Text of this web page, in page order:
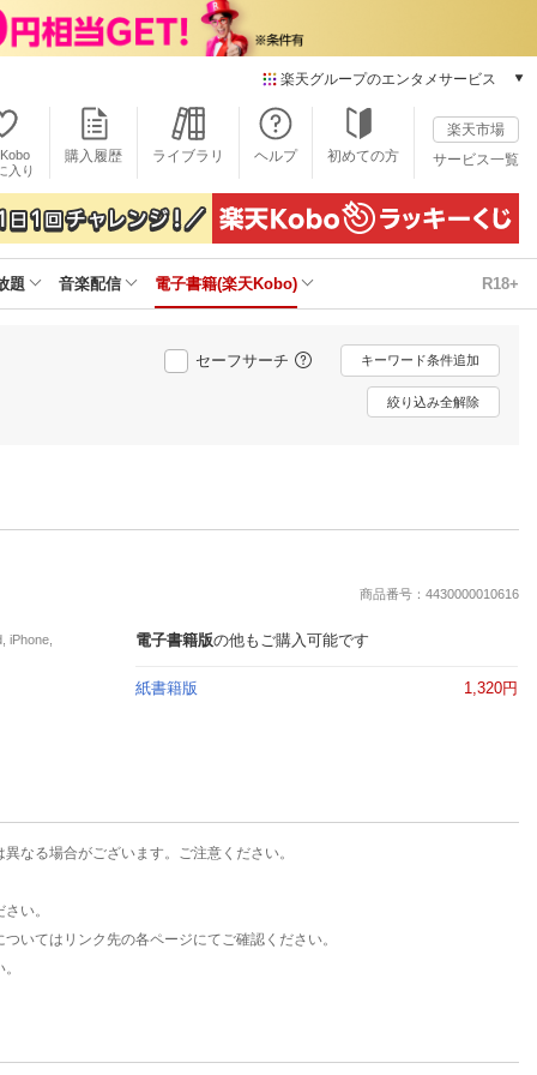
楽天グループのエンタメサービス
本/ゲーム/CD/DVD
楽天ブックス
電子書籍
楽天Kobo
雑誌読み放題
楽天ミュージック
動画配信
楽天TV
動画配信ガイド
推し楽
入り
購入履歴 ライブラリ ヘルプ 初めての方
楽天市場
サービス一覧
題 音楽配信 電子書籍(楽天Kobo) R18+
セーフサーチ キーワード条件追加
絞り込み全解除
商品番号：4430000010616
iPhone,
電子書籍版の他もご購入可能です
紙書籍版 1,320円
なる場合がございます。ご注意ください。
い。
いてはリンク先の各ページにてご確認ください。